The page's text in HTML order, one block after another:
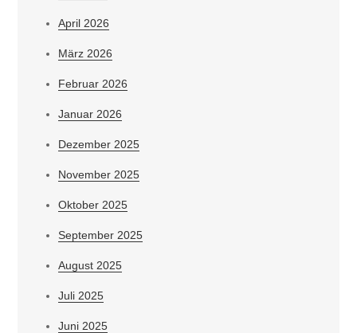
April 2026
März 2026
Februar 2026
Januar 2026
Dezember 2025
November 2025
Oktober 2025
September 2025
August 2025
Juli 2025
Juni 2025